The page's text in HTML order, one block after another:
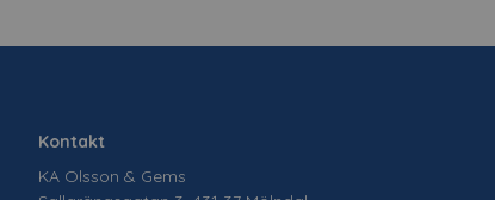
Kontakt
KA Olsson & Gems